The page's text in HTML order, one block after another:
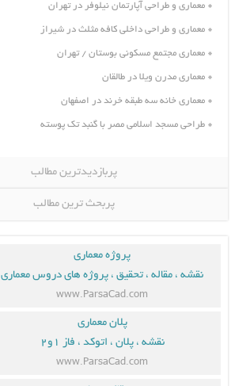
معماری و طراحی آپارتمان نیلوفر در تهران
معماری و طراحی داخلی کافه مثلث در شیراز
معماری مجتمع مسکونی بوستان / تهران
معماری مدرن ویلا در طالقان
معماری خانه سه طبقه خرند در اصفهان
طراحی مسجد اسلامی مصر با گنبد تک پوسته
پربازدیدترین مطالب
پربحث ترین مطالب
پروژه معماری
نقشه ، مقاله ، تحقیق ، پروژه های دروس معماری
www.ParsaCad.com
پلان معماری
نقشه ، پلان ، اتوکد ، فاز ۱و۲
www.ParsaCad.com